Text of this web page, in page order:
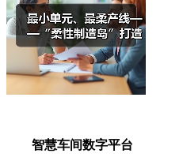
智慧车间数字平台